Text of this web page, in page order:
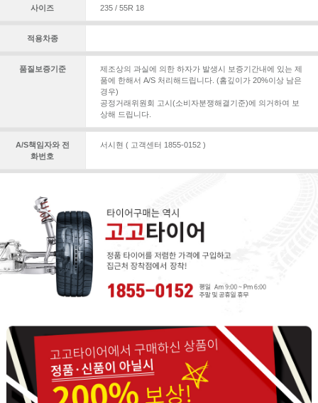
사이즈 235 / 55R 18
적용차종
품질보증기준
제조상의 과실에 의한 하자가 발생시 보증기간내에 있는 제
품에 한해서 A/S 처리해드립니다. (홈깊이가 20%이상 남은
경우)
공정거래위원회 고시(소비자분쟁해결기준)에 의거하여 보
상해 드립니다.
A/S책임자와 전
화번호
서시현 ( 고객센터 1855-0152 )